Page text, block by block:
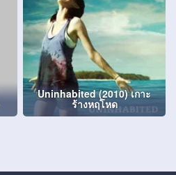
Uninhabited (2010) เกาะ
ร้างหฤโหด